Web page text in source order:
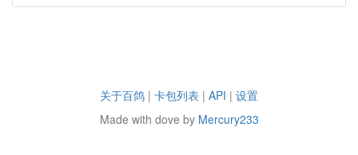
关于百鸽 | 卡包列表 | API | 设置
Made with dove by Mercury233